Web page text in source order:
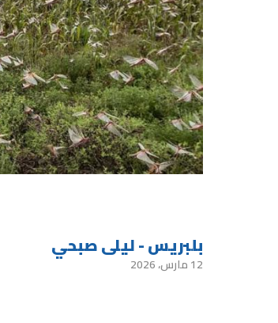
بلبريس - ليلى صبحي
12 مارس، 2026